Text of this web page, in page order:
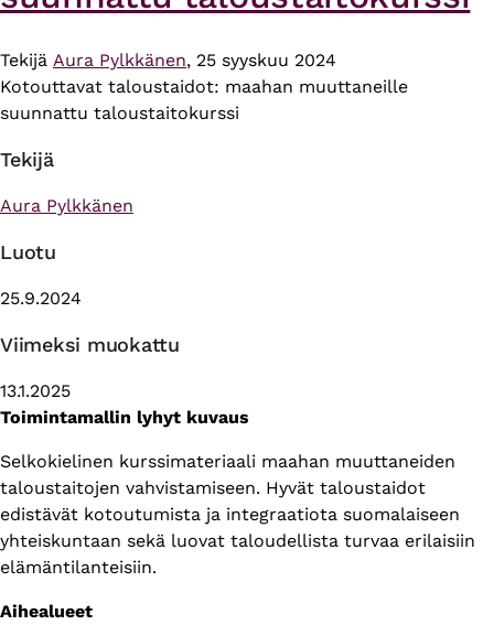
Tekijä Aura Pylkkänen, 25 syyskuu 2024
Kotouttavat taloustaidot: maahan muuttaneille
suunnattu taloustaitokurssi
Tekijä
Aura Pylkkänen
Luotu
25.9.2024
Viimeksi muokattu
13.1.2025
Toimintamallin lyhyt kuvaus
Selkokielinen kurssimateriaali maahan muuttaneiden
taloustaitojen vahvistamiseen. Hyvät taloustaidot
edistävät kotoutumista ja integraatiota suomalaiseen
yhteiskuntaan sekä luovat taloudellista turvaa erilaisiin
elämäntilanteisiin.
Aihealueet